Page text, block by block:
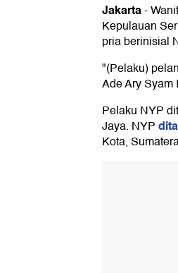
Jakarta-
Kepulauan
pria berinisial
"(Pelaku)
Ade Ary
Pelaku NYP
Jaya. NYP
Kota,